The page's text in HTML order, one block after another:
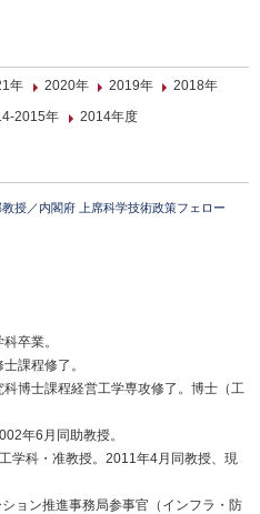
年 2020年 2019年
2018年
2015年 2014年度
授／内閣府 上席科学技術政策フェロー
卒業。
課程修了。
博士課程経営工学専攻修了。博士（工
年6月同助教授。
学科・准教授。2011年4月同教授、現
ョン推進事務局参事官（インフラ・防